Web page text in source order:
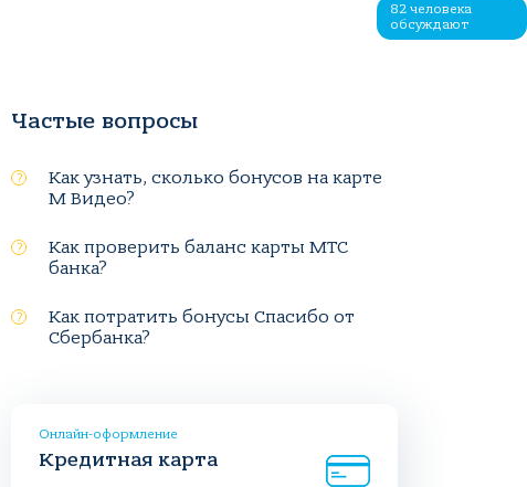
82 человека
обсуждают
Частые вопросы
Как узнать, сколько бонусов на карте
М Видео?
Как проверить баланс карты МТС
банка?
Как потратить бонусы Спасибо от
Сбербанка?
Онлайн-оформление
Кредитная карта